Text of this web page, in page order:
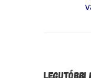
LEGUTÓBBI